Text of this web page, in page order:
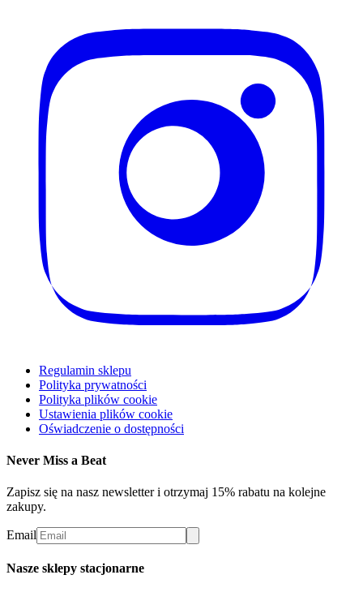
Regulamin sklepu
Polityka prywatności
Polityka plików cookie
Ustawienia plików cookie
Oświadczenie o dostępności
Never Miss a Beat
Zapisz się na nasz newsletter i otrzymaj 15% rabatu na kolejne
zakupy.
Email
Nasze sklepy stacjonarne